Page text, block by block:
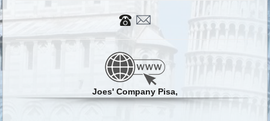
Joes' Company Pisa,